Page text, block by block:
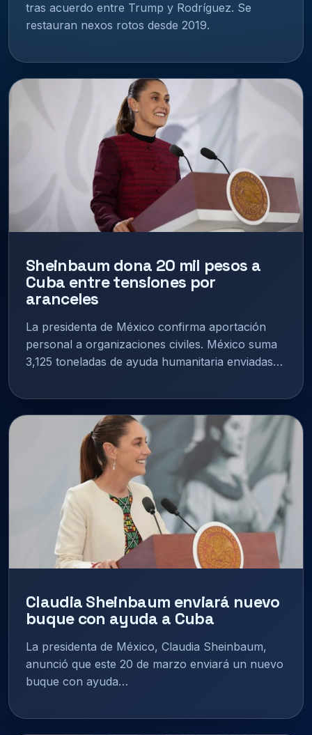
tras acuerdo entre Trump y Rodríguez. Se
restauran nexos rotos desde 2019.
Sheinbaum dona 20 mil pesos a
Cuba entre tensiones por
aranceles
La presidenta de México confirma aportación
personal a organizaciones civiles. México suma
3,125 toneladas de ayuda humanitaria enviadas…
Claudia Sheinbaum enviará nuevo
buque con ayuda a Cuba
La presidenta de México, Claudia Sheinbaum,
anunció que este 20 de marzo enviará un nuevo
buque con ayuda…